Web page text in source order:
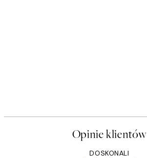
Opinie klientów
DOSKONALI